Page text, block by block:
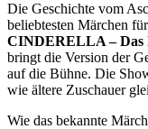
Die Geschichte vom
beliebtesten Märchen
CINDERELLA – Das
bringt die Version der
auf die Bühne. Die
wie ältere Zuschauer
Wie das bekannte